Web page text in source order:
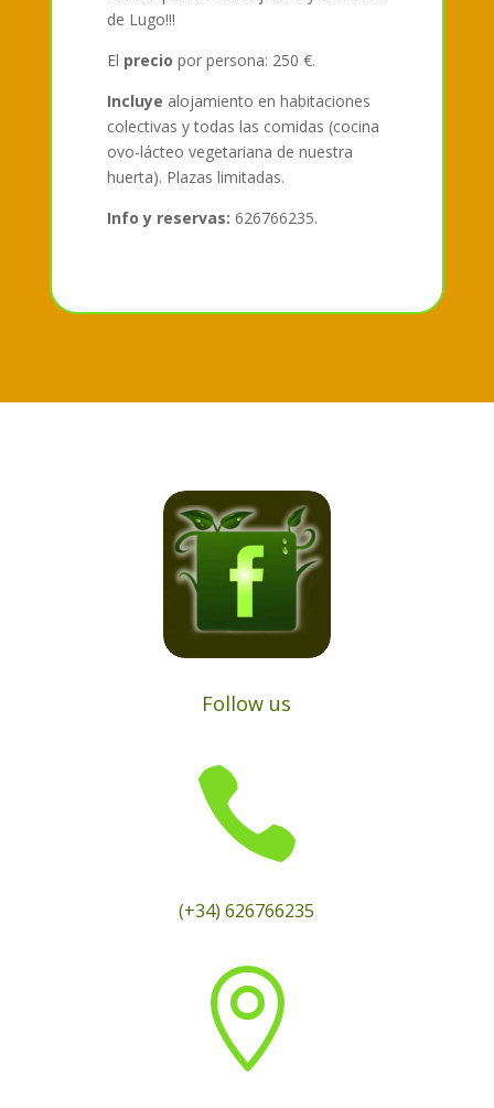
de Lugo!!!
El precio por persona: 250 €.
Incluye alojamiento en habitaciones
colectivas y todas las comidas (cocina
ovo-lácteo vegetariana de nuestra
huerta). Plazas limitadas.
Info y reservas: 626766235.
Follow us

(+34) 626766235
